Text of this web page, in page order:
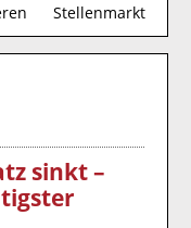
Stellenmarkt
u
c
sinkt –